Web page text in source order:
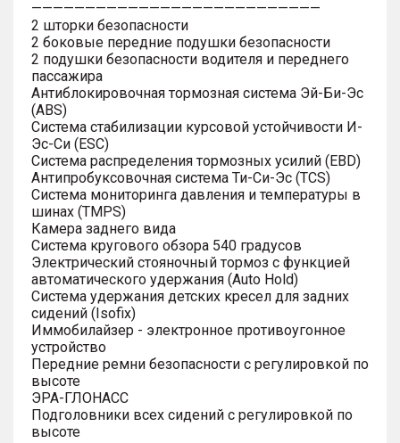
———————————————————————————
2 шторки безопасности
2 боковые передние подушки безопасности
2 подушки безопасности водителя и переднего
пассажира
Антиблокировочная тормозная система Эй-Би-Эс
(ABS)
Система стабилизации курсовой устойчивости И-
Эс-Си (ESC)
Система распределения тормозных усилий (EBD)
Антипробуксовочная система Ти-Си-Эс (TCS)
Система мониторинга давления и температуры в
шинах (TMPS)
Камера заднего вида
Система кругового обзора 540 градусов
Электрический стояночный тормоз с функцией
автоматического удержания (Auto Hold)
Система удержания детских кресел для задних
сидений (Isofix)
Иммобилайзер - электронное противоугонное
устройство
Передние ремни безопасности с регулировкой по
высоте
ЭРА-ГЛОНАСС
Подголовники всех сидений с регулировкой по
высоте